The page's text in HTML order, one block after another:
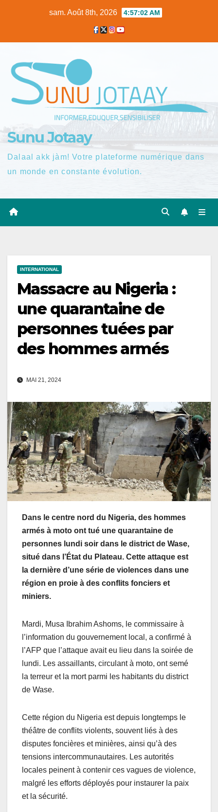
sam. Août 8th, 2026 4:57:03 AM
Sunu Jotaay
Dalaal akk jàm! Votre plateforme numérique dans
un monde en constante évolution.
INTERNATIONAL
Massacre au Nigeria :
une quarantaine de
personnes tuées par
des hommes armés
MAI 21, 2024
Dans le centre nord du Nigeria, des hommes
armés à moto ont tué une quarantaine de
personnes lundi soir dans le district de Wase,
situé dans l’État du Plateau. Cette attaque est
la dernière d’une série de violences dans une
région en proie à des conflits fonciers et
miniers.
Mardi, Musa Ibrahim Ashoms, le commissaire à
l’information du gouvernement local, a confirmé à
l’AFP que l’attaque avait eu lieu dans la soirée de
lundi. Les assaillants, circulant à moto, ont semé
la terreur et la mort parmi les habitants du district
de Wase.
Cette région du Nigeria est depuis longtemps le
théâtre de conflits violents, souvent liés à des
disputes foncières et minières, ainsi qu’à des
tensions intercommunautaires. Les autorités
locales peinent à contenir ces vagues de violence,
malgré les efforts déployés pour instaurer la paix
et la sécurité.